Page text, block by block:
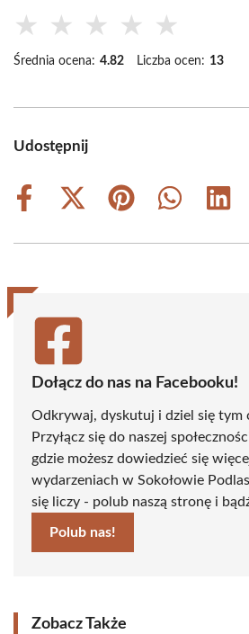
★ ★ ★ ★ ★
Średnia ocena: 4.82 Liczba ocen: 13
Udostępnij
Share
Share
(Twitter)
Share
Share
Share
Dołącz do nas na Facebooku!
Odkrywaj, dyskutuj i dziel się tym
Przyłącz się do naszej
gdzie możesz dowiedzieć się
wydarzeniach w Sokołowie
się liczy - polub naszą stronę i
Polub nas!
Zobacz Także